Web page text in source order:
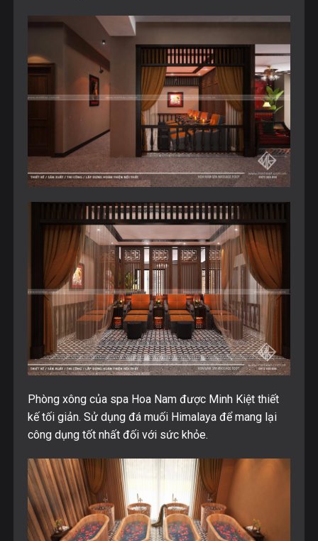
Phòng xông của spa Hoa Nam được Minh Kiệt thiết
kế tối giản. Sử dụng đá muối Himalaya để mang lại
công dụng tốt nhất đối với sức khỏe.